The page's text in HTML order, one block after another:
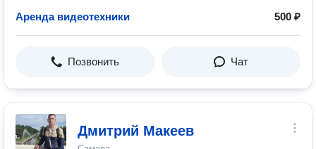
Аренда видеотехники 500 ₽
Позвонить Чат
Дмитрий Макеев